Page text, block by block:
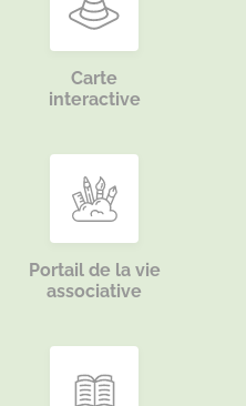
Carte
interactive
Portail de la vie
associative